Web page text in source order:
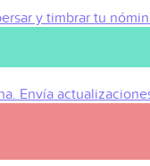
y timbrar tu
Envía